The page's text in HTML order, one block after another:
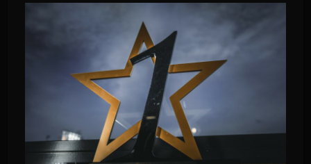
1 Elkaar geen pijn doen, niet pesten en geen ruzie
2 Niet hard door elkaar heen praten (zo hoor je je
Meester niet meer).
3 Niet zomaar uit de DOJO lopen (dit moet je eerst aan
je Meester vragen).
4 Niet te laat in de les komen (hierdoor mis je